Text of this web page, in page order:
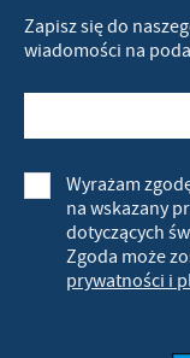
Zapisz się do
wiadomości na
Wyrażam
na wskazany
dotyczących
Zgoda może
prywatności i